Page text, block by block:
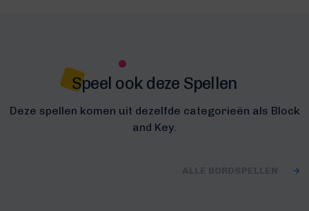
Speel ook deze Spellen
Deze spellen komen uit dezelfde categorieën als Block
and Key.